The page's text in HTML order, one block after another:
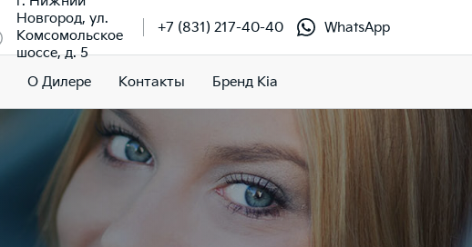
Новгород, ул.
Комсомольское
шоссе, д. 5
+7 (831) 217-40-40 WhatsApp
О Дилере Контакты Бренд Kia